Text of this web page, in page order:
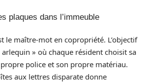
plaques dans l’immeuble
le maître-mot en copropriété. L’objectif
arlequin » où chaque résident choisit sa
police et son propre matériau.
aux lettres disparate donne